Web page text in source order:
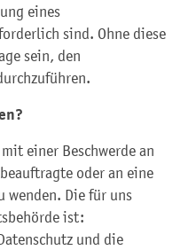
eines
sind. Ohne diese
sein, den
einer Beschwerde an
oder an eine
wenden. Die für uns
ist:
und die